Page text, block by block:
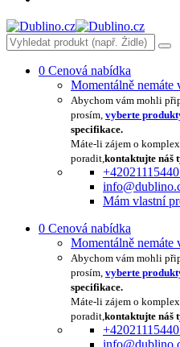
0 Cenová nabídka
Momentálně nemáte
Abychom vám mohli
prosím, vyberte
specifikace.
Máte-li zájem o
poradit,kontaktujte náš
Mám vlastní
0 Cenová nabídka
Momentálně nemáte
Abychom vám mohli
prosím, vyberte
specifikace.
Máte-li zájem o
poradit,kontaktujte náš